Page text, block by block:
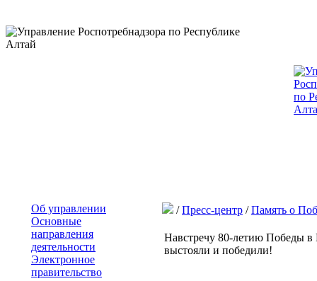
Об управлении
Основные
направления
деятельности
Электронное
правительство
/Пресс-центр /Память о
Навстречу 80-летию Победы в
выстояли и победили!